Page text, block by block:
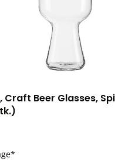
Craft Beer Glasses,